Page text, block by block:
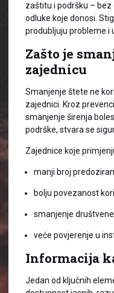
zaštitu i podršku –
odluke koje donosi.
produbljuju probleme i
Zašto je
zajednicu
Smanjenje štete ne
zajednici. Kroz
smanjenje širenja
podrške, stvara se
Zajednice koje
manji broj
bolju povezanost
smanjenje
veće povjerenje u
Informacija
Jedan od ključnih